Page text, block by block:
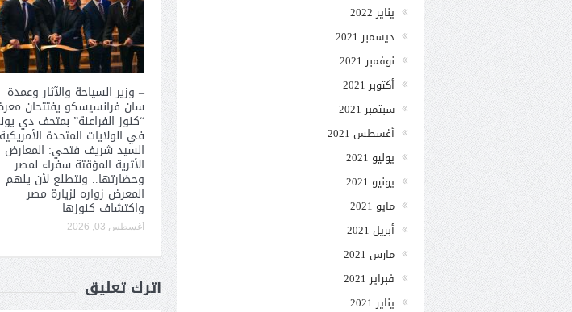
– وزير السياحة والآثار وعمدة
سان فرانسيسكو يفتتحان
“كنوز الفراعنة” بمتحف دي
في الولايات المتحدة الأمريكية
السيد شريف فتحي: المعارض
الأثرية المؤقتة سفراء لمصر
وحضارتها.. ونتطلع لأن يلهم
المعرض زواره لزيارة مصر
واكتشاف كنوزها
أغسطس 03, 2026
أترك تعليق
يناير 2022
ديسمبر 2021
نوفمبر 2021
أكتوبر 2021
سبتمبر 2021
أغسطس 2021
يوليو 2021
يونيو 2021
مايو 2021
أبريل 2021
مارس 2021
فبراير 2021
يناير 2021